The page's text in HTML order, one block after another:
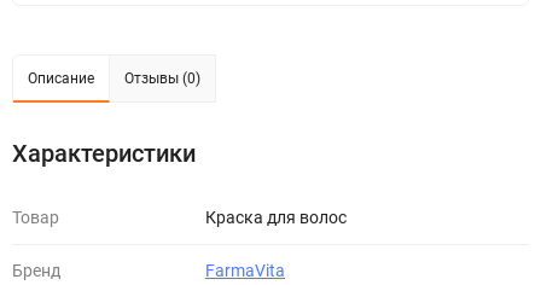
Описание Отзывы (0)
Характеристики
Товар Краска для волос
Бренд FarmaVita